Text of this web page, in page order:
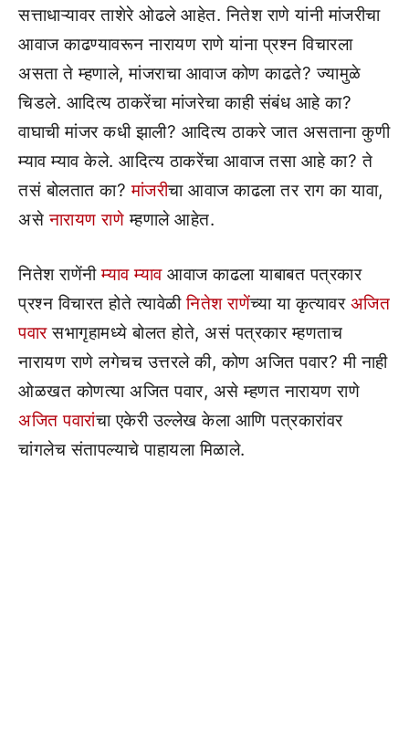
सत्ताधाऱ्यावर ताशेरे ओढले आहेत. नितेश राणे यांनी मांजरीचा
आवाज काढण्यावरून नारायण राणे यांना प्रश्न विचारला
असता ते म्हणाले, मांजराचा आवाज कोण काढते? ज्यामुळे
चिडले. आदित्य ठाकरेंचा मांजरेचा काही संबंध आहे का?
वाघाची मांजर कधी झाली? आदित्य ठाकरे जात असताना कुणी
म्याव म्याव केले. आदित्य ठाकरेंचा आवाज तसा आहे का? ते
तसं बोलतात का? मांजरीचा आवाज काढला तर राग का यावा,
असेनारायण राणे म्हणाले आहेत.
नितेश राणेंनीम्याव म्यावआवाज काढला याबाबत पत्रकार
प्रश्न विचारत होते त्यावेळीनितेश राणेंच्या या कृत्यावर अजित
पवारसभागृहामध्ये बोलत होते, असं पत्रकार म्हणताच
नारायण राणे लगेचच उत्तरले की, कोण अजित पवार? मी नाही
ओळखत कोणत्या अजित पवार, असे म्हणत नारायण राणे
अजित पवारांचा एकेरी उल्लेख केला आणि पत्रकारांवर
चांगलेच संतापल्याचे पाहायला मिळाले.